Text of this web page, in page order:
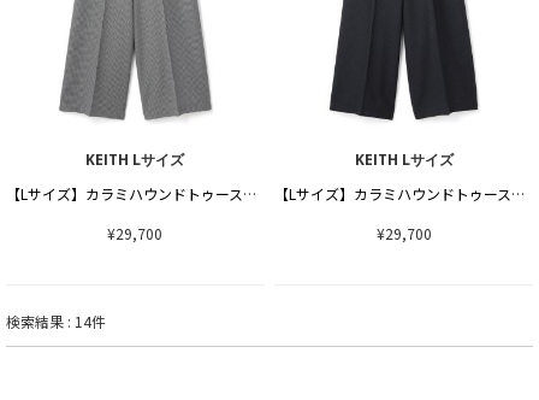
KEITH Lサイズ
【Lサイズ】カラミハウンドトゥースパンツ
¥29,700
KEITH Lサイズ
【Lサイズ】カラミハウンドトゥースパンツ
¥29,700
検索結果 : 14件